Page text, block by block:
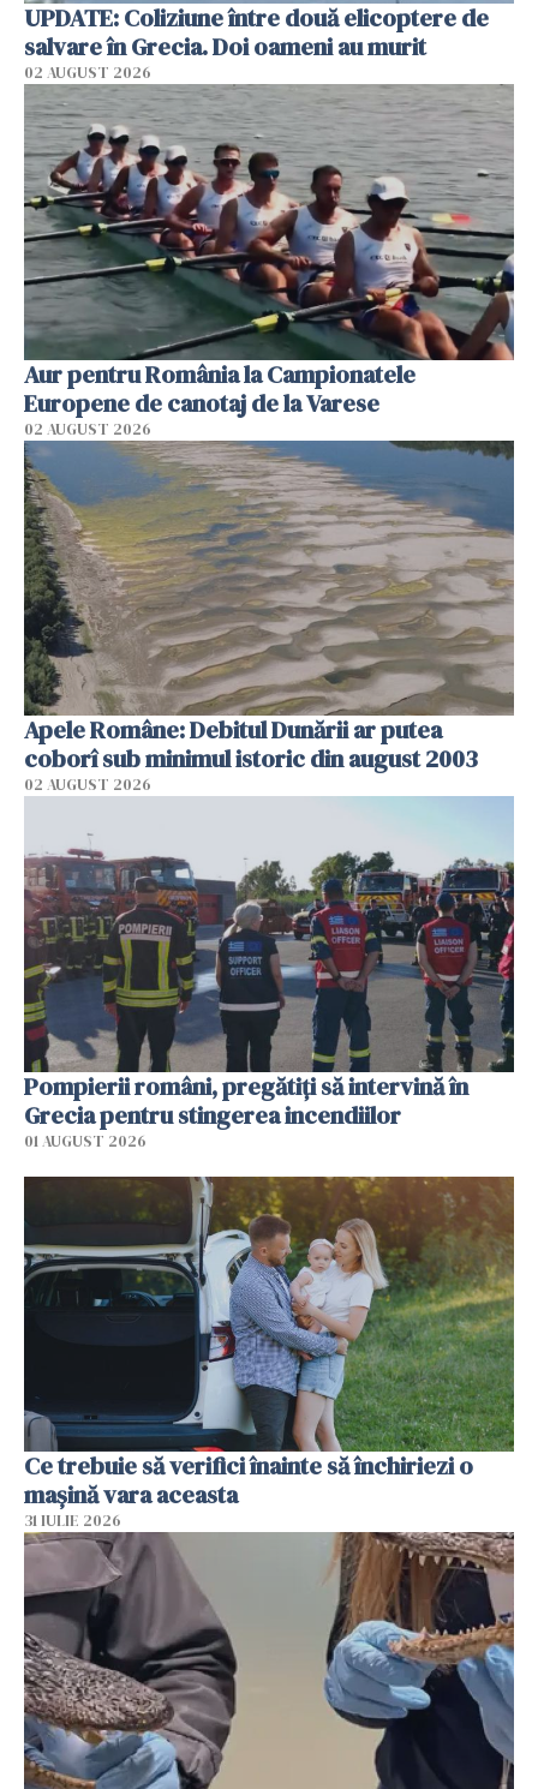
UPDATE: Coliziune între două elicoptere de
salvare în Grecia. Doi oameni au murit
02 AUGUST 2026
Aur pentru România la Campionatele
Europene de canotaj de la Varese
02 AUGUST 2026
Apele Române: Debitul Dunării ar putea
coborî sub minimul istoric din august 2003
02 AUGUST 2026
Pompierii români, pregătiţi să intervină în
Grecia pentru stingerea incendiilor
01 AUGUST 2026
Ce trebuie să verifici înainte să închiriezi o
mașină vara aceasta
31 IULIE 2026